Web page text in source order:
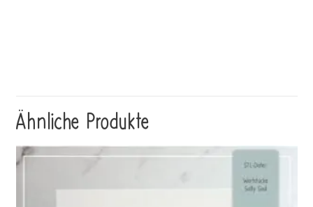
Ähnliche Produkte